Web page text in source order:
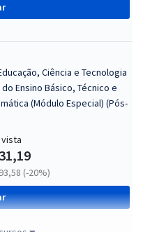
Ciência e Tecnologia
Ensino Básico, Técnico e
(Módulo Especial) (Pós-
31,19
(-20%)